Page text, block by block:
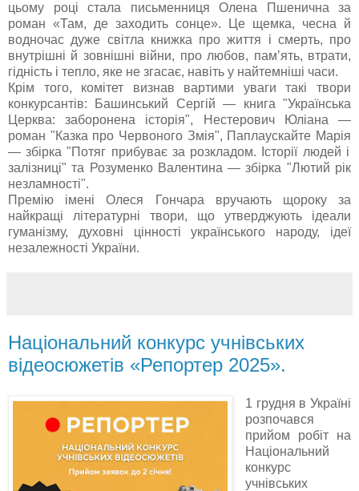
цьому році стала письменниця Олена Пшенична за
роман «Там, де заходить сонце». Це щемка, чесна й
водночас дуже світла книжка про життя і смерть, про
внутрішні й зовнішні війни, про любов, памʼять, втрати,
гідність і тепло, яке не згасає, навіть у найтемніші часи.
Крім
того, комітет визнав вартими уваги такі
твори
конкурсантів: Башинський Сергій — книга "Українська
Церква:заборонена історія", Нестерович Юліана —
роман "Казка про Червоного Змія", Паплаускайте Марія
—збірка "Потяг прибуває за розкладом. Історії людей і
залізниці" та Розуменко Валентина —збірка "Лютий рік
незламності".
Премію
імені Олеся Гончара вручають щороку
за
найкращі
літературні твори, що утверджують
ідеали
гуманізму, духовні цінності українського народу, ідеї
незалежності України.
Національний конкурс учнівських
відеосюжетів «Репортер 2025».
1 грудня в Україні
розпочався
прийом робіт на
Національний
конкурс
учнівських